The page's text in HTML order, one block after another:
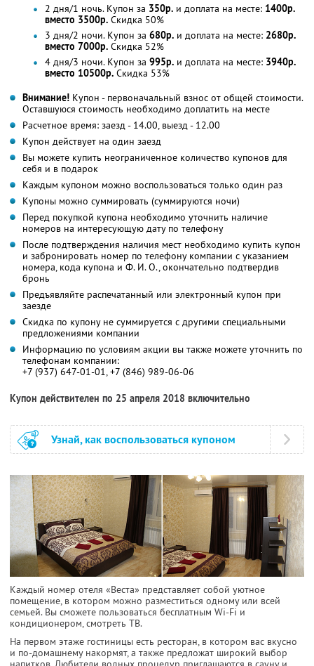
2 дня/1 ночь. Купон за 350р. и доплата на месте: 1400р.
вместо 3500р. Скидка 50%
3 дня/2 ночи. Купон за 680р. и доплата на месте: 2680р.
вместо 7000р. Скидка 52%
4 дня/3 ночи. Купон за 995р. и доплата на месте: 3940р.
вместо 10500р. Скидка 53%
Внимание! Купон - первоначальный взнос от общей стоимости.
Оставшуюся стоимость необходимо доплатить на месте
Расчетное время: заезд - 14.00, выезд - 12.00
Купон действует на один заезд
Вы можете купить неограниченное количество купонов для
себя и в подарок
Каждым купоном можно воспользоваться только один раз
Купоны можно суммировать (суммируются ночи)
Перед покупкой купона необходимо уточнить наличие
номеров на интересующую дату по телефону
После подтверждения наличия мест необходимо купить купон
и забронировать номер по телефону компании с указанием
номера, кода купона и Ф. И. О., окончательно подтвердив
бронь
Предъявляйте распечатанный или электронный купон при
заезде
Скидка по купону не суммируется с другими специальными
предложениями компании
Информацию по условиям акции вы также можете уточнить по
телефонам компании:
+7 (937) 647-01-01, +7 (846) 989-06-06
Купон действителен по 25 апреля 2018 включительно
Узнай, как воспользоваться купоном
Каждый номер отеля «Веста» представляет собой уютное
помещение, в котором можно разместиться одному или всей
семьей. Вы сможете пользоваться бесплатным Wi-Fi и
кондиционером, смотреть ТВ.
На первом этаже гостиницы есть ресторан, в котором вас вкусно
и по-домашнему накормят, а также предложат широкий выбор